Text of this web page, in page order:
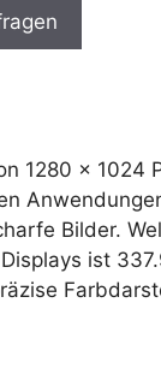
1280 x 1024
Bilder.
ist